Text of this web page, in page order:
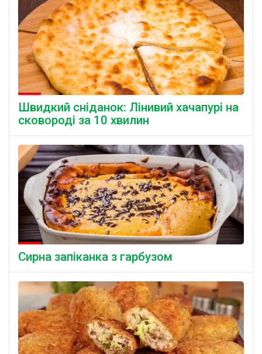
Швидкий сніданок: Лінивий хачапурі на
сковороді за 10 хвилин
Сирна запіканка з гарбузом